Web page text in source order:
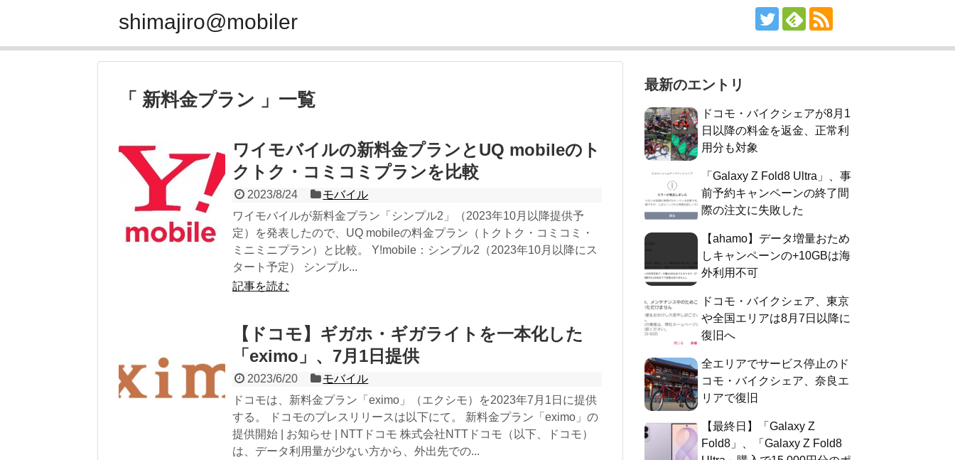
shimajiro@mobiler
「 新料金プラン 」一覧
ワイモバイルの新料金プランとUQ mobileのト
クトク・コミコミプランを比較
2023/8/24
モバイル
ワイモバイルが新料金プラン「シンプル2」（2023年10月以降提供予
定）を発表したので、UQ mobileの料金プラン（トクトク・コミコミ・
ミニミニプラン）と比較。 Y!mobile：シンプル2（2023年10月以降にス
タート予定） シンプル...
記事を読む
【ドコモ】ギガホ・ギガライトを一本化した
「eximo」、7月1日提供
2023/6/20
モバイル
ドコモは、新料金プラン「eximo」（エクシモ）を2023年7月1日に提供
する。 ドコモのプレスリリースは以下にて。 新料金プラン「eximo」の
提供開始 | お知らせ | NTTドコモ 株式会社NTTドコモ（以下、ドコモ）
は、データ利用量が少ない方から、外出先での...
最新のエントリ
ドコモ・バイクシェアが8月1
日以降の料金を返金、正常利
用分も対象
「Galaxy Z Fold8 Ultra」、事
前予約キャンペーンの終了間
際の注文に失敗した
【ahamo】データ増量おため
しキャンペーンの+10GBは海
外利用不可
ドコモ・バイクシェア、東京
や全国エリアは8月7日以降に
復旧へ
全エリアでサービス停止のド
コモ・バイクシェア、奈良エ
リアで復旧
【最終日】「Galaxy Z
Fold8」、「Galaxy Z Fold8